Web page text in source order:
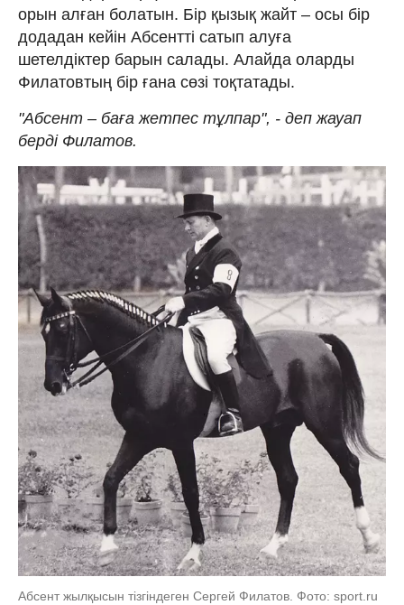
орын алған болатын. Бір қызық жайт – осы бір
додадан кейін Абсентті сатып алуға
шетелдіктер барын салады. Алайда оларды
Филатовтың бір ғана сөзі тоқтатады.
"Абсент – баға жетпес тұлпар", - деп жауап
берді Филатов.
Абсент жылқысын тізгіндеген Сергей Филатов. Фото: sport.ru